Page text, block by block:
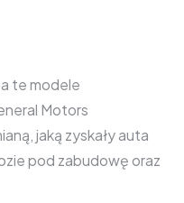
te modele
Motors
jaką zyskały auta
pod zabudowę oraz